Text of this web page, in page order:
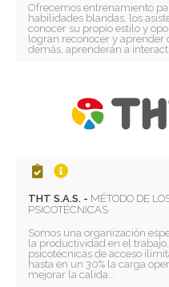
Ofrecemos entrenamiento
habilidades blandas, los
conocer su propio estilo y
logran reconocer y aprender
demás, aprenderán a
THT S.A.S. - MÉTODO DE
PSICOTÉCNICAS
Somos una organización
la productividad en el
psicotécnicas de acceso
hasta en un 30% la carga
mejorar la calida...